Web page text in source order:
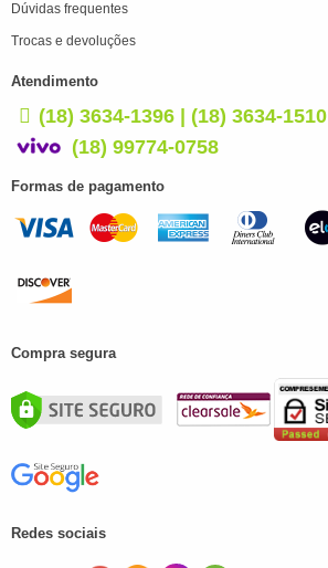
Dúvidas frequentes
Trocas e devoluções
Atendimento
(18) 3634-1396 | (18) 3634-1510
(18) 99774-0758
Formas de pagamento
Compra segura
Redes sociais